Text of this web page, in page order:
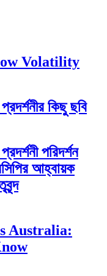
Volatility
কিছু ছবি
পরিদর্শন
আহ্বায়ক
Australia: